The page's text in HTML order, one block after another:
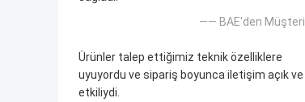
—— BAE'den Müşteri
Ürünler talep ettiğimiz teknik özelliklere
uyuyordu ve sipariş boyunca iletişim açık ve
etkiliydi.